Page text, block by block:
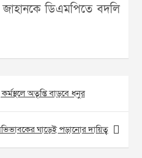
ডিএমপিতে বদলি
কর্মস্থলে অতৃপ্তি বাড়বে ধনুর
ঘাড়েই পড়ানোর দায়িত্ব